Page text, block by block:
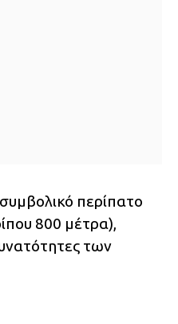
περίπατο
800 μέτρα),
των